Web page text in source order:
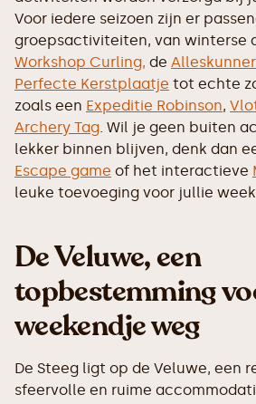
Voor iedere seizoen zijn er
groepsactiviteiten, van winterse
Workshop Curling, de
Perfecte Kerstplaatje tot echte
zoals een Expeditie Robinson,
Archery Tag. Wil je geen buiten
lekker binnen blijven, denk dan
Escape game of het interactieve
leuke toevoeging voor jullie
De Veluwe, een
topbestemming
weekendje weg
De Steeg ligt op de Veluwe, een
sfeervolle en ruime